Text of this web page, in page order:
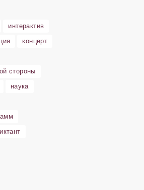
интерактив
концерт
стороны
наука